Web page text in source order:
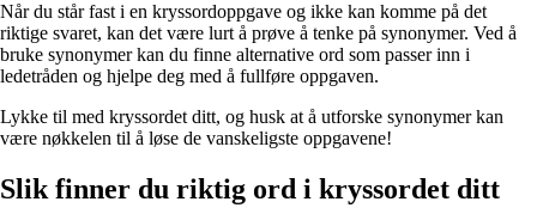
Når du står fast i en kryssordoppgave og ikke kan komme på det
riktige svaret, kan det være lurt å prøve å tenke på synonymer. Ved å
bruke synonymer kan du finne alternative ord som passer inn i
ledetråden og hjelpe deg med å fullføre oppgaven.
Lykke til med kryssordet ditt, og husk at å utforske synonymer kan
være nøkkelen til å løse de vanskeligste oppgavene!
Slik finner du riktig ord i kryssordet ditt